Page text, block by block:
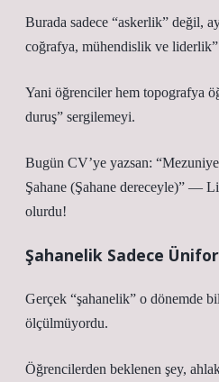
Burada sadece “askerlik” değil,
coğrafya, mühendislik ve
Yani öğrenciler hem topografya
duruş” sergilemeyi.
Bugün CV’ye yazsan:
Şahane (Şahane dereceyle)” —
olurdu!
Şahanelik Sadece
Gerçek “şahanelik” o dönemde
ölçülmüyordu.
Öğrencilerden beklenen şey,